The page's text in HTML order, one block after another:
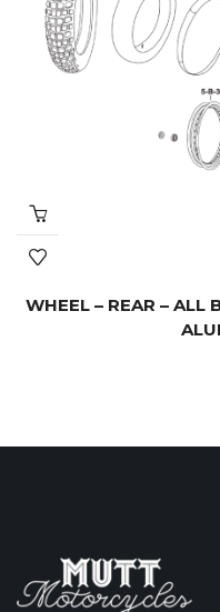
WHEEL – REAR – ALL